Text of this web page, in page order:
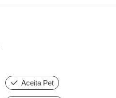
Aceita Pet